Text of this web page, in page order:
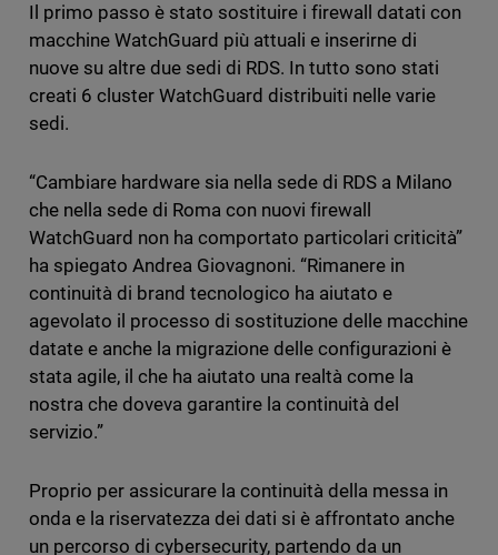
Il primo passo è stato sostituire i firewall datati con
macchine WatchGuard più attuali e inserirne di
nuove su altre due sedi di RDS. In tutto sono stati
creati 6 cluster WatchGuard distribuiti nelle varie
sedi.
“Cambiare hardware sia nella sede di RDS a Milano
che nella sede di Roma con nuovi firewall
WatchGuard non ha comportato particolari criticità”
ha spiegato Andrea Giovagnoni. “Rimanere in
continuità di brand tecnologico ha aiutato e
agevolato il processo di sostituzione delle macchine
datate e anche la migrazione delle configurazioni è
stata agile, il che ha aiutato una realtà come la
nostra che doveva garantire la continuità del
servizio.”
Proprio per assicurare la continuità della messa in
onda e la riservatezza dei dati si è affrontato anche
un percorso di cybersecurity, partendo da un